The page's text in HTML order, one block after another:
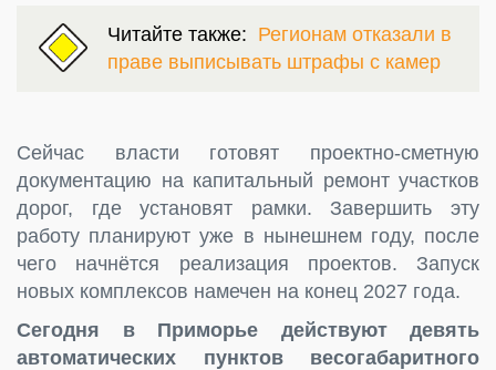
Читайте также: Регионам отказали в
праве выписывать штрафы с камер
Сейчас власти готовят проектно-сметную
документацию на капитальный ремонт участков
дорог, где установят рамки. Завершить эту
работу планируют уже в нынешнем году, после
чего начнётся реализация проектов. Запуск
новых комплексов намечен на конец 2027 года.
Сегодня в Приморье действуют девять
автоматических пунктов весогабаритного